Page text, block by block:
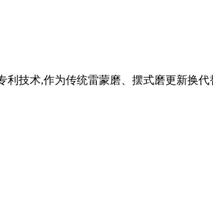
技术,作为传统雷蒙磨、摆式磨更新换代